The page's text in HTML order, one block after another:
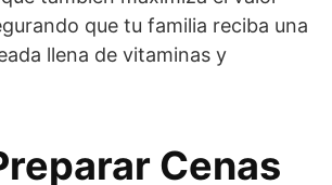
que tu familia reciba una
llena de vitaminas y
Cenas